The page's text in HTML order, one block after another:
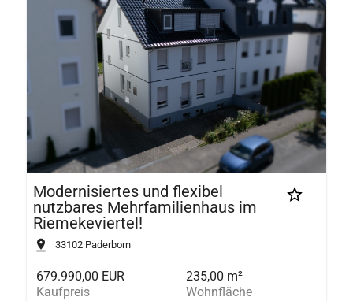
Modernisiertes und flexibel
nutzbares Mehrfamilienhaus im
Riemekeviertel!
33102 Paderborn
679.990,00 EUR
Kaufpreis
235,00 m²
Wohnfläche